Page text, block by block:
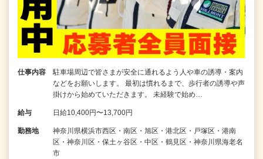
仕事内容
駐車場周辺で皆さまが安全に通れるよう人や車の誘導・案内
などをお願いします。 最初は慣れるまで、歩行者の誘導や声
掛けから始めていただきます。 未経験で始め…
給与 日給10,400円〜13,700円
勤務地
神奈川県横浜市西区・南区・旭区・港北区・戸塚区・港南
区・神奈川区・保土ヶ谷区・中区・鶴見区・神奈川県海老名
市